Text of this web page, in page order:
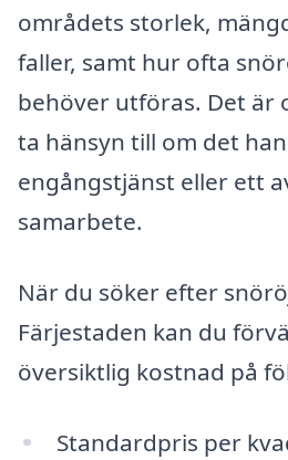
områdets storlek,
faller, samt hur ofta
behöver utföras. Det är
ta hänsyn till om det
engångstjänst eller ett
samarbete.
När du söker efter
Färjestaden kan du
översiktlig kostnad på
Standardpris per